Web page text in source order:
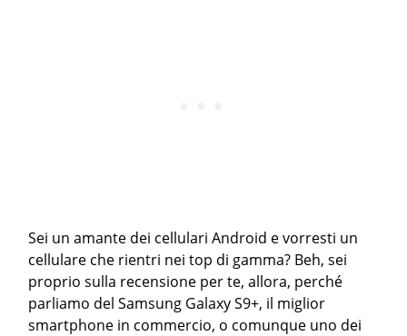
Sei un amante dei cellulari Android e vorresti un
cellulare che rientri nei top di gamma? Beh, sei
proprio sulla recensione per te, allora, perché
parliamo del Samsung Galaxy S9+, il miglior
smartphone in commercio, o comunque uno dei